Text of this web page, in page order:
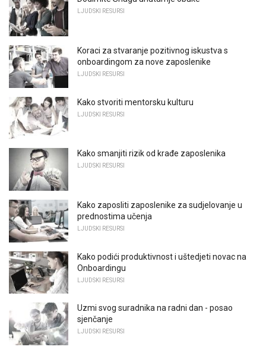
LJUDSKI RESURSI
Koraci za stvaranje pozitivnog iskustva s
onboardingom za nove zaposlenike
LJUDSKI RESURSI
Kako stvoriti mentorsku kulturu
LJUDSKI RESURSI
Kako smanjiti rizik od krađe zaposlenika
LJUDSKI RESURSI
Kako zaposliti zaposlenike za sudjelovanje u
prednostima učenja
LJUDSKI RESURSI
Kako podići produktivnost i uštedjeti novac na
Onboardingu
LJUDSKI RESURSI
Uzmi svog suradnika na radni dan - posao
sjenčanje
LJUDSKI RESURSI